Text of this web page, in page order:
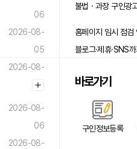
06
2026-08-
05
2026-08-
05
2026-08-
06
2026-08-
불법ㆍ과장 구인광
바로가기
구인정보등록